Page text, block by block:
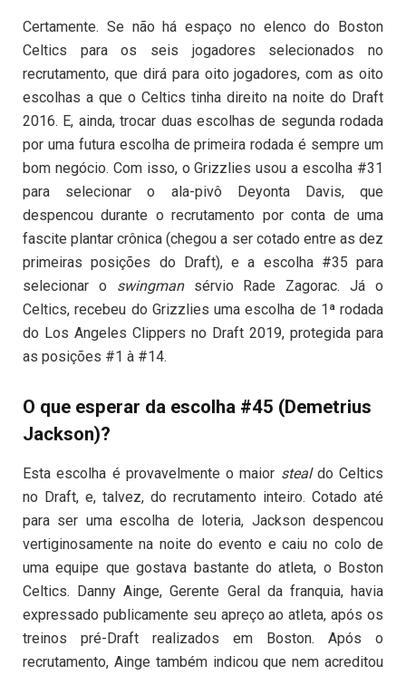
Certamente. Se não há espaço no elenco do Boston
Celtics para os seis jogadores selecionados no
recrutamento, que dirá para oito jogadores, com as oito
escolhas a que o Celtics tinha direito na noite do Draft
2016. E, ainda, trocar duas escolhas de segunda rodada
por uma futura escolha de primeira rodada é sempre um
bom negócio. Com isso, o Grizzlies usou a escolha #31
para selecionar o ala-pivô Deyonta Davis, que
despencou durante o recrutamento por conta de uma
fascite plantar crônica (chegou a ser cotado entre as dez
primeiras posições do Draft), e a escolha #35 para
selecionar o swingman sérvio Rade Zagorac. Já o
Celtics, recebeu do Grizzlies uma escolha de 1ª rodada
do Los Angeles Clippers no Draft 2019, protegida para
as posições #1 à #14.
O que esperar da escolha #45 (Demetrius
Jackson)?
Esta escolha é provavelmente o maior stealdo Celtics
no Draft, e, talvez, do recrutamento inteiro. Cotado até
para ser uma escolha de loteria, Jackson despencou
vertiginosamente na noite do evento e caiu no colo de
uma equipe que gostava bastante do atleta, o Boston
Celtics. Danny Ainge, Gerente Geral da franquia, havia
expressado publicamente seu apreço ao atleta, após os
treinos pré-Draft realizados em Boston. Após o
recrutamento, Ainge também indicou que nem acreditou